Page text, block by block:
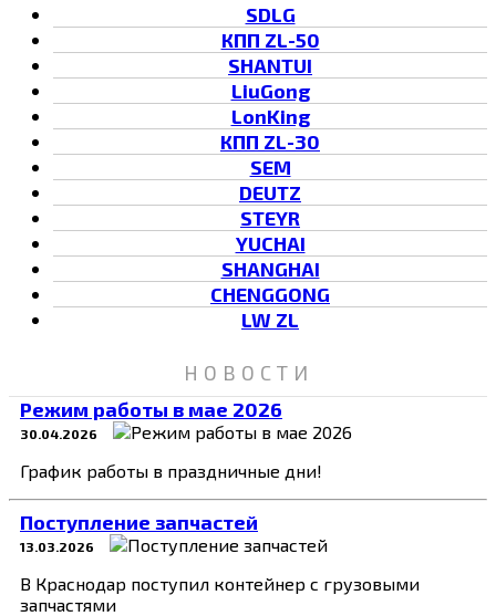
SDLG
КПП ZL-50
SHANTUI
LiuGong
LonKing
КПП ZL-30
SEM
DEUTZ
STEYR
YUCHAI
SHANGHAI
CHENGGONG
LW ZL
НОВОСТИ
Режим работы в мае 2026
30.04.2026
График работы в праздничные дни!
Поступление запчастей
13.03.2026
В Краснодар поступил контейнер с грузовыми
запчастями